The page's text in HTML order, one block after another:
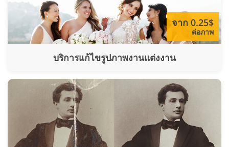
จาก 0.25$
ต่อภาพ
บริการแก้ไขรูปภาพงานแต่งงาน